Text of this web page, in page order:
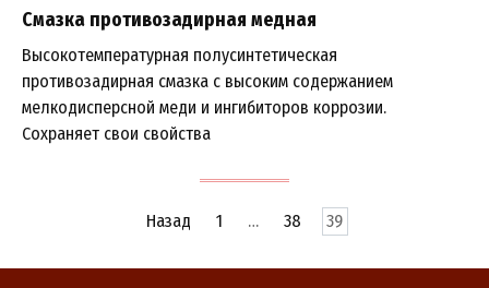
Смазка противозадирная медная
Высокотемпературная полусинтетическая
противозадирная смазка с высоким содержанием
мелкодисперсной меди и ингибиторов коррозии.
Сохраняет свои свойства
записям
Назад 1 … 38 39